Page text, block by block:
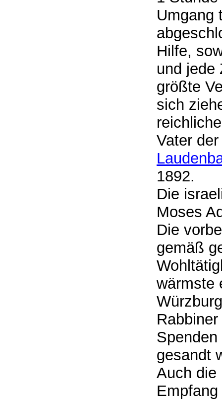
Umgang
Hilfe,
und jede
größte
sich
Vater
1892.
Die
Moses
Die
gemäß
wärmste
gesandt
Auch die